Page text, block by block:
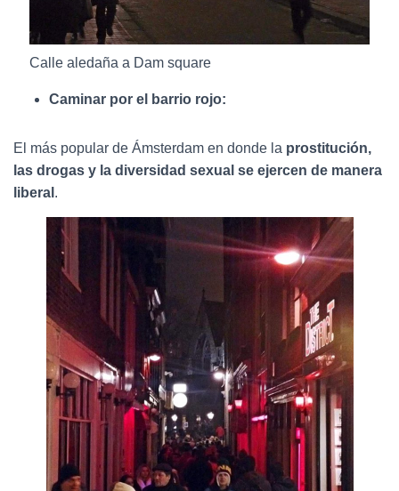
Calle aledaña a Dam square
Caminar por el barrio rojo:
El más popular de Ámsterdam en donde la prostitución,
las drogas y la diversidad sexual se ejercen de manera
liberal .